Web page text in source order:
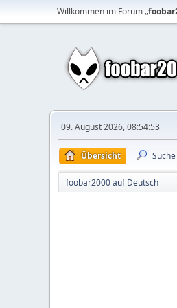
Willkommen im Forum „
09. August 2026, 08:54:53
Übersicht Suche
foobar2000 auf Deutsch